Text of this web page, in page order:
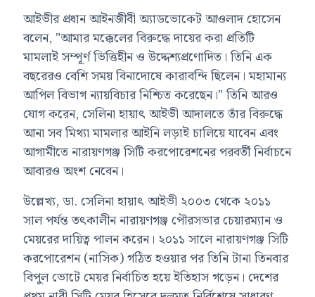
আইভীর প্রধান আইনজীবী অ্যাডভোকেট আওলাদ হোসেন
বলেন, "আমার মক্কেলের বিরুদ্ধে দায়ের করা প্রতিটি
মামলাই সম্পূর্ণ ভিত্তিহীন ও উদ্দেশ্যপ্রণোদিত। তিনি এক
বছরেরও বেশি সময় বিনাদোষে কারাবন্দি ছিলেন। মহামান্য
আপিল বিভাগ ন্যায়বিচার নিশ্চিত করেছেন।" তিনি আরও
যোগ করেন, সেলিনা হায়াৎ আইভী আদালতে তাঁর বিরুদ্ধে
আনা সব মিথ্যা মামলার আইনি লড়াই চালিয়ে যাবেন এবং
আগামীতে নারায়ণগঞ্জ সিটি করপোরেশনের পরবর্তী নির্বাচনে
আবারও অংশ নেবেন।
উল্লেখ্য, ডা. সেলিনা হায়াৎ আইভী ২০০৩ থেকে ২০১১
সাল পর্যন্ত তৎকালীন নারায়ণগঞ্জ পৌরসভার চেয়ারম্যান ও
মেয়রের দায়িত্ব পালন করেন। ২০১১ সালে নারায়ণগঞ্জ সিটি
করপোরেশন (নাসিক) গঠিত হওয়ার পর তিনি টানা তিনবার
বিপুল ভোটে মেয়র নির্বাচিত হয়ে ইতিহাস গড়েন। দেশের